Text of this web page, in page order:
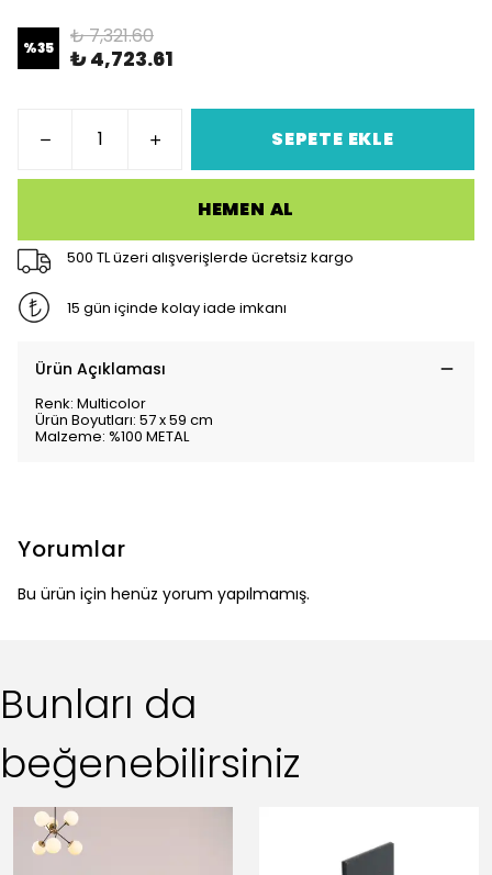
%35 ₺ 7,321.60
₺ 4,723.61
SEPETE EKLE
HEMEN AL
500 TL üzeri alışverişlerde ücretsiz kargo
15 gün içinde kolay iade imkanı
Ürün Açıklaması
Renk: Multicolor
Ürün Boyutları: 57 x 59 cm
Malzeme: %100 METAL
Yorumlar
Bu ürün için henüz yorum yapılmamış.
Bunları da
beğenebilirsiniz